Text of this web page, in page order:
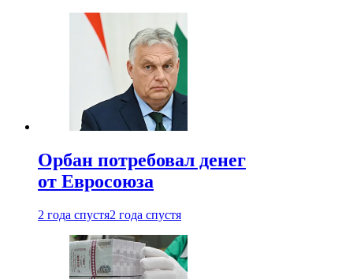
Орбан потребовал денег
от Евросоюза
2 года спустя2 года спустя